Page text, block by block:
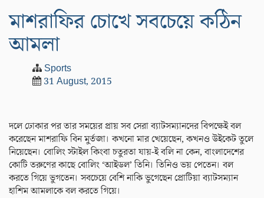
মাশরাফির চোখে সবচেয়ে কঠিন
আমলা
Sports
31 August, 2015
দলে ঢোকার পর তার সময়ের প্রায় সব সেরা ব্যাটসম্যানদের বিপক্ষেই বল
করেছেন মাশরাফি বিন মুর্তজা। কখনো মার খেয়েছেন, কখনও উইকেট তুলে
নিয়েছেন। বোলিং স্টাইল কিংবা চতুরতা যায়-ই বলি না কেন, বাংলাদেশের
কোটি তরুণের কাছে বোলিং ‘আইডল’ তিনি। তিনিও ভয় পেতেন। বল
করতে গিয়ে ভুগতেন। সবচেয়ে বেশি নাকি ভুগেছেন প্রোটিয়া ব্যাটসম্যান
হাশিম আমলাকে বল করতে গিয়ে।